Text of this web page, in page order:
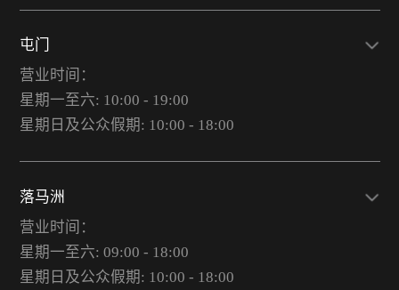
屯门
营业时间：
星期一至六: 10:00 - 19:00
星期日及公众假期: 10:00 - 18:00
落马洲
营业时间：
星期一至六: 09:00 - 18:00
星期日及公众假期: 10:00 - 18:00